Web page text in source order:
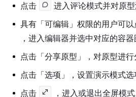
导
入
与
导
出
文
件
点击
进入评论模式并对原型
具有「可编辑」权限的用户可
，进入编辑器并选中对应的容器
点击「分享原型」，对原型进行
点击「选项」，设置演示模式选
点击
，进入或退出全屏模式